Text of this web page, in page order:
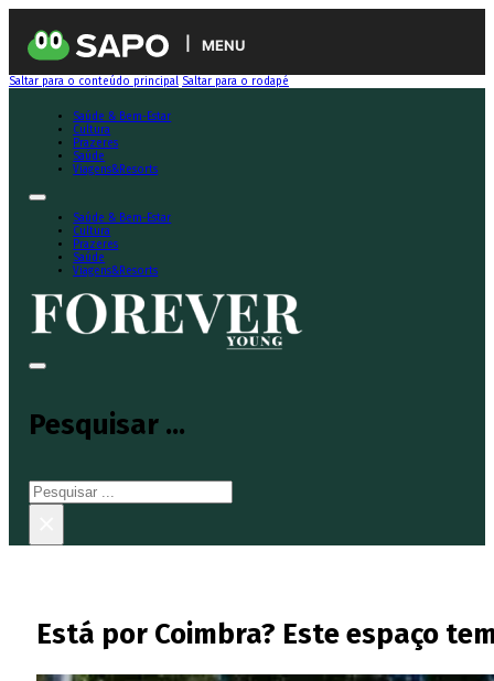
MENU
Saltar para o conteúdo principal Saltar para o rodapé
Saúde & Bem-Estar
Cultura
Prazeres
Saúde
Viagens&Resorts
Saúde & Bem-Estar
Cultura
Prazeres
Saúde
Viagens&Resorts
Pesquisar ...
Pesquisar
Está por Coimbra? Este espaço